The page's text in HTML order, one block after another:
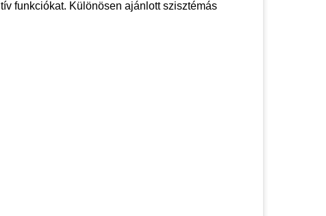
funkciókat. Különösen ajánlott szisztémás